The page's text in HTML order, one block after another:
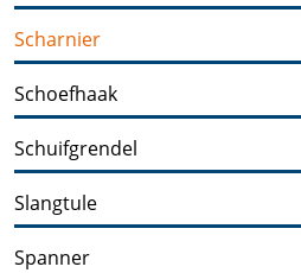
Scharnier
Schoefhaak
Schuifgrendel
Slangtule
Spanner